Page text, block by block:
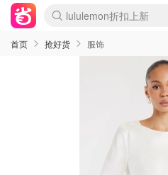
Sasa美妆护肤3.5折
SSENSE年中2.5折
FreshBeauty好价汇总
Cettire降价+叠9折
WWS Coles超市实拍
viagogo二手票捡漏
Myer超级周末
The Outnet奢牌1折起
David Jones 3折起
Flannels大牌1折
Perfumes Club护肤1折
AMIRO面罩$251
Amazon折扣汇总
eToro入金$200送$50
Amazon数码好物
ICONIC本周7.5折
ThedoubleF高奢地板价
Moose Knuckles 6折
丝芙兰5折起
EUFY摄像头$98
Selenichast首饰2折
Trip机票酒店促销
YSL送5件彩妆礼
Amazon家居好物
Amazon美妆护肤
雅漾大喷$8
过敏原检测盒$33
伊索独家赠50ml沐浴露
科颜氏高保湿面霜$29
SEALIFE海洋馆门票6折
丝塔芙大白罐$16
订阅Newsletter送香薰
Cult Beauty 6.8折
Harrods圣诞日历$525
LN-CC奢牌私促3折
d'Alba空姐喷雾$16
EVE LOM套装£56
Bernardelli独家4折
Adore Beauty 6折起
CT圣诞日历
Mytheresa奢品2.7折
Luxury Escapes 9折
Currentbody美容仪$881
MOON Garden Live
Roborock扫地机$649
Tingo Life水杯$24
Valentino官网5折
CR洗护套装$23
修丽可4件套$159
Myer彩妆2件7折
GANNI官网4.5折
Stylevana韩妆4折
Tessabit高奢8.5折
OGX洗发水$11
Amazon阿德莱德次日达
卡诗8.5折+赠礼
Philips Hue灯具8折
首页 抢好货 服饰